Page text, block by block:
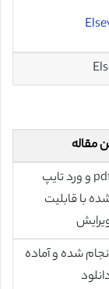
مقاله
pdf و ورد تایپ
با قابلیت
شده و آماده